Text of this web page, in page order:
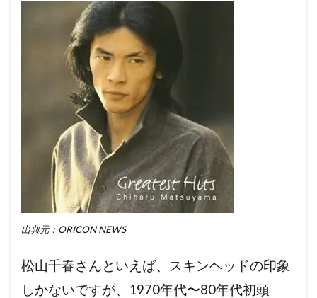
出典元：ORICON NEWS
松山千春さんといえば、スキンヘッドの印象
しかないですが、1970年代〜80年代初頭